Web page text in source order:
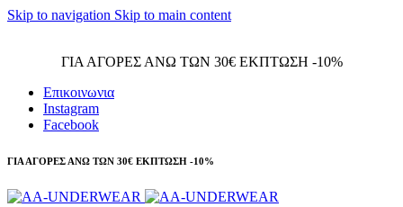
Skip to navigation Skip to main content
ΓΙΑ ΑΓΟΡΕΣ ΑΝΩ ΤΩΝ 30€ ΕΚΠΤΩΣΗ -10%
Επικοινωνια
Instagram
Facebook
ΓΙΑ ΑΓΟΡΕΣ ΑΝΩ ΤΩΝ 30€ ΕΚΠΤΩΣΗ -10%